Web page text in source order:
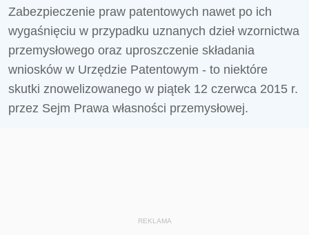
Zabezpieczenie praw patentowych nawet po ich
wygaśnięciu w przypadku uznanych dzieł wzornictwa
przemysłowego oraz uproszczenie składania
wniosków w Urzędzie Patentowym - to niektóre
skutki znowelizowanego w piątek 12 czerwca 2015 r.
przez Sejm Prawa własności przemysłowej.
REKLAMA